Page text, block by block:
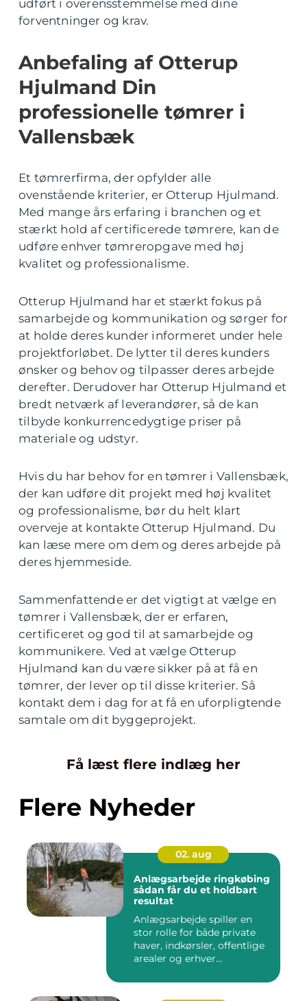
udført i overensstemmelse med dine
forventninger og krav.
Anbefaling af Otterup
Hjulmand Din
professionelle tømrer i
Vallensbæk
Et tømrerfirma, der opfylder alle
ovenstående kriterier, er Otterup Hjulmand.
Med mange års erfaring i branchen og et
stærkt hold af certificerede tømrere, kan de
udføre enhver tømreropgave med høj
kvalitet og professionalisme.
Otterup Hjulmand har et stærkt fokus på
samarbejde og kommunikation og sørger for
at holde deres kunder informeret under hele
projektforløbet. De lytter til deres kunders
ønsker og behov og tilpasser deres arbejde
derefter. Derudover har Otterup Hjulmand et
bredt netværk af leverandører, så de kan
tilbyde konkurrencedygtige priser på
materiale og udstyr.
Hvis du har behov for en tømrer i Vallensbæk,
der kan udføre dit projekt med høj kvalitet
og professionalisme, bør du helt klart
overveje at kontakte Otterup Hjulmand. Du
kan læse mere om dem og deres arbejde på
deres hjemmeside.
Sammenfattende er det vigtigt at vælge en
tømrer i Vallensbæk, der er erfaren,
certificeret og god til at samarbejde og
kommunikere. Ved at vælge Otterup
Hjulmand kan du være sikker på at få en
tømrer, der lever op til disse kriterier. Så
kontakt dem i dag for at få en uforpligtende
samtale om dit byggeprojekt.
Få læst flere indlæg her
Flere Nyheder
02. aug
Anlægsarbejde ringkøbing
sådan får du et holdbart
resultat
Anlægsarbejde spiller en
stor rolle for både private
haver, indkørsler, offentlige
arealer og erhver...